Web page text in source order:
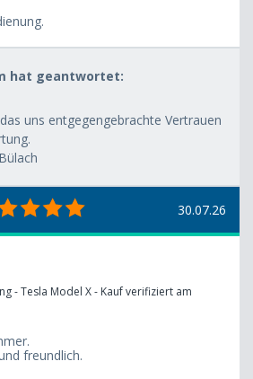
hat geantwortet:
uns entgegengebrachte Vertrauen
30.07.26
- Tesla Model X - Kauf verifiziert am
freundlich.